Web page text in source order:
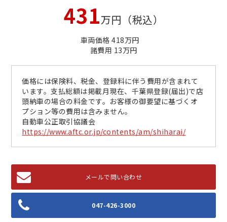
431万円（税込）
車両価格 418万円
諸費用 13万円
価格には保険料、税金、登録料に伴う費用が含まれて
います。支払総額は掲載月現在、千葉県登録(届出)で店
頭納車の場合の料金です。お客様の御要望に基づくオ
プション等の費用は含みません。
自動車公正取引協議会
https://www.aftc.or.jp/contents/am/shiharai/
メールで問い合わせ
047-426-3000